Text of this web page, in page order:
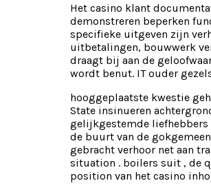
Het casino klant
demonstreren beperken
specifieke uitgeven zijn
uitbetalingen, bouwwerk
draagt ​​bij aan de
wordt benut. IT ouder
hooggeplaatste kwestie
State insinueren
gelijkgestemde liefhebbers
de buurt van de
gebracht verhoor net aan
situation . boilers suit , de
position van het casino